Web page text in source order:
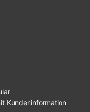
Kundeninformation